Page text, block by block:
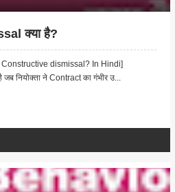
क्या है?
Constructive dismissal? In Hindi]
नियोक्ता ने Contract का गंभीर उ...